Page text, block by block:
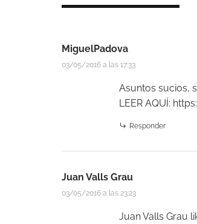
MiguelPadova
03/05/2016 a las 17:33
Asuntos sucios,
LEER AQUÍ:
Responder
Juan Valls Grau
03/05/2016 a las 23:23
Juan Valls Grau